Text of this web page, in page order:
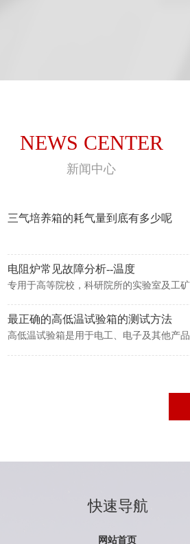
NEWS CENTER
新闻中心
三气培养箱的耗气量到底有多少呢
电阻炉常见故障分析--温度
专用于高等院校，科研院所的实验室及工
工，机械，耐火材料，新材料开发，特种
最正确的高低温试验箱的测试方法
高低温试验箱是用于电工、电子及其他产
快速导航
网站首页